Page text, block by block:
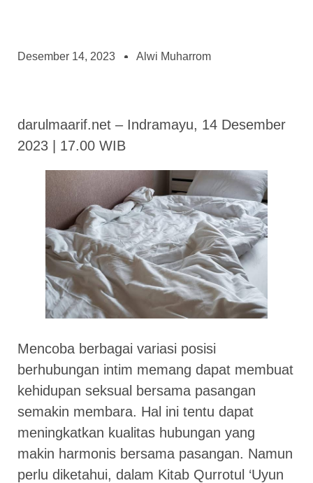
Desember 14, 2023 Alwi Muharrom
darulmaarif.net – Indramayu, 14 Desember
2023 | 17.00 WIB
Mencoba berbagai variasi posisi
berhubungan intim memang dapat membuat
kehidupan seksual bersama pasangan
semakin membara. Hal ini tentu dapat
meningkatkan kualitas hubungan yang
makin harmonis bersama pasangan. Namun
perlu diketahui, dalam Kitab Qurrotul ‘Uyun